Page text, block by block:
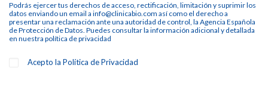
Podrás ejercer tus derechos de acceso, rectificación, limitación y suprimir los
datos enviando un email a info@clinicabio.com así como el derecho a
presentar una reclamación ante una autoridad de control, la Agencia Española
de Protección de Datos. Puedes consultar la información adicional y detallada
en nuestra política de privacidad
Acepto laPolítica de Privacidad